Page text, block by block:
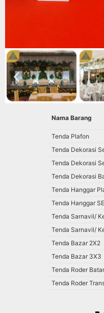
Nama Barang
Tenda Plafon
Tenda Dekorasi
Tenda Dekorasi
Tenda Dekorasi
Tenda Hanggar
Tenda Hanggar
Tenda Sarnavil/
Tenda Sarnavil/
Tenda Bazar 2X2
Tenda Bazar 3X3
Tenda Roder
Tenda Roder